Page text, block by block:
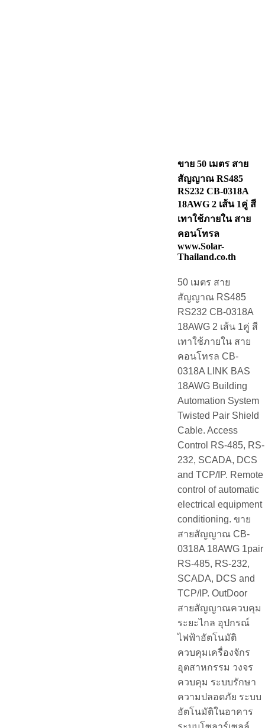
ขาย 50 เมตร สาย
สัญญาณ RS485
RS232 CB-0318A
18AWG 2 เส้น 1คู่ สี
เทาใช้ภายใน สาย
คอนโทรล
www.Solar-
Thailand.co.th
50 เมตร สาย
สัญญาณ RS485
RS232 CB-0318A
18AWG 2 เส้น 1คู่ สี
เทาใช้ภายใน สาย
คอนโทรล CB-
0318A LINK BAS
18AWG Building
Automation System
Twisted Pair Shield
Cable. Access
Control RS-485, RS-
232, SCADA, DCS
and TCP/IP. Remote
control of automatic
electrical equipment
conditioning. ขาย
สายสัญญาณ CB-
0318A 18AWG 1pair
RS-485, RS-232,
SCADA, DCS and
TCP/IP. OutDoor
สายสัญญาณควบคุม
ระยะไกล อุปกรณ์
ไฟฟ้าอัตโนมัติ
ควบคุมเครื่องจักร
อุตสาหกรรม วงจร
ควบคุม ระบบรักษา
ความปลอดภัย ระบบ
อัตโนมัติในอาคาร